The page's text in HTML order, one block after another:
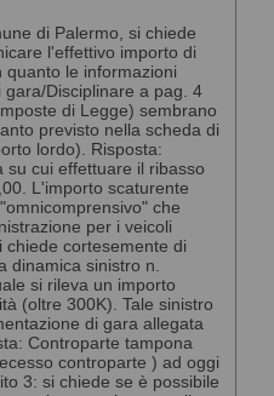
di Palermo, si chiede
l'effettivo importo di
quanto le informazioni
Disciplinare a pag. 4
di Legge) sembrano
previsto nella scheda di
lordo). Risposta:
su cui effettuare il ribasso
L'importo scaturente
che
per i veicoli
chiede cortesemente di
dinamica sinistro n.
si rileva un importo
(oltre 300K). Tale sinistro
di gara allegata
Controparte tampona
controparte ) ad oggi
3: si chiede se è possibile